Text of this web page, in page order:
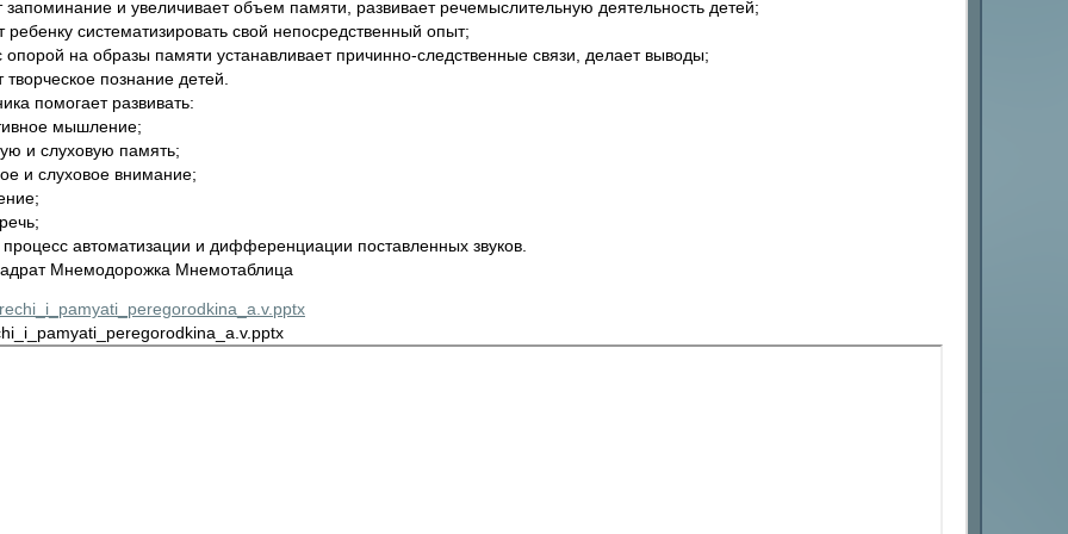
запоминание и увеличивает объем памяти, развивает речемыслительную деятельность детей;
ребенку систематизировать свой непосредственный опыт;
опорой на образы памяти устанавливает причинно-следственные связи, делает выводы;
творческое познание детей.
помогает развивать:
мышление;
и слуховую память;
и слуховое внимание;
процесс автоматизации и дифференциации поставленных звуков.
Мнемодорожка Мнемотаблица